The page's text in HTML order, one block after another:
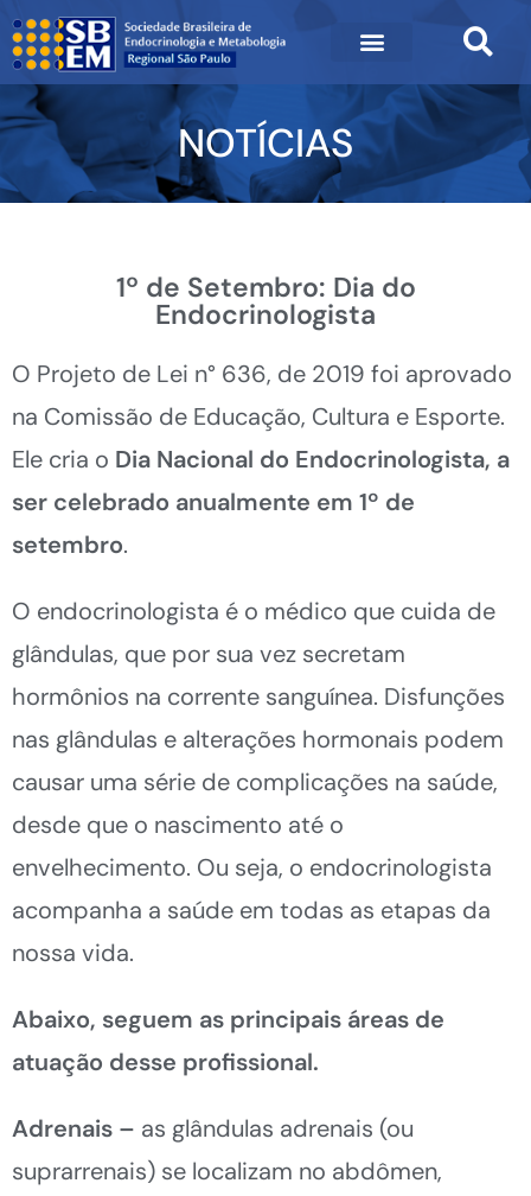
NOTÍCIAS
1º de Setembro: Dia do
Endocrinologista
O Projeto de Lei n° 636, de 2019 foi aprovado
na Comissão de Educação, Cultura e Esporte.
Ele cria o Dia Nacional do Endocrinologista, a
ser celebrado anualmente em 1º de
setembro.
O endocrinologista é o médico que cuida de
glândulas, que por sua vez secretam
hormônios na corrente sanguínea. Disfunções
nas glândulas e alterações hormonais podem
causar uma série de complicações na saúde,
desde que o nascimento até o
envelhecimento. Ou seja, o endocrinologista
acompanha a saúde em todas as etapas da
nossa vida.
Abaixo, seguem as principais áreas de
atuação desse profissional.
Adrenais – as glândulas adrenais (ou
suprarrenais) se localizam no abdômen,